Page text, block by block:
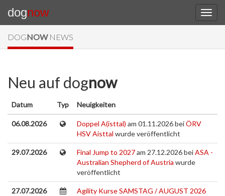
dognow
DOGNOWNEWS
Neu auf dognow
Datum Typ Neuigkeiten
06.08.2026 Doppel A(isttal) am 01.11.2026 beiÖRV
HSV Aisttal wurde veröffentlicht
29.07.2026 Final Jump to 2027am 27.12.2026 beiASA -
Australian Shepherd of Austria wurde
veröffentlicht
27.07.2026
Agility Kurse SAMSTAG / AUGUST 2026